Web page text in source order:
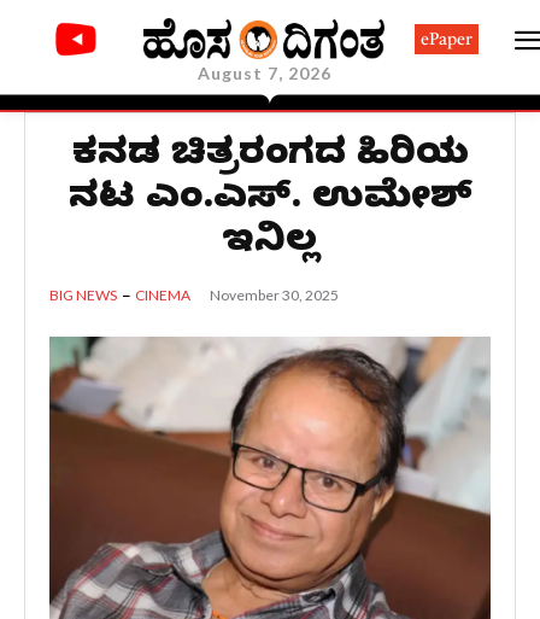
August 7, 2026
ePaper
ಕನ್ನಡ ಚಿತ್ರರಂಗದ ಹಿರಿಯ
ನಟ ಎಂ.ಎಸ್. ಉಮೇಶ್
ಇನ್ನಿಲ್ಲ
BIG NEWS CINEMA November 30, 2025